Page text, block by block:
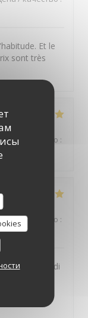
Et le
sont très
/ качество :
/ качество :
du midi
très bonne